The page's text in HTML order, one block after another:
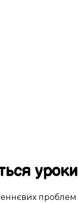
уроки
проблем